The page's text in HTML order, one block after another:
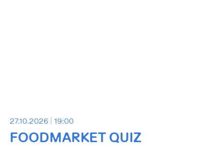
27.10.2026 19:00
FOODMARKET QUIZ